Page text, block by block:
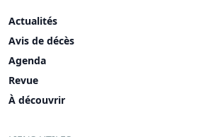
Actualités
Avis de décès
Agenda
Revue
À découvrir